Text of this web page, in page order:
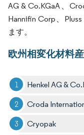
AG & Co.KGaA、
Hannifin Corp、
ます。
欧州相変化材料
Henkel AG &
Croda
Cryopak